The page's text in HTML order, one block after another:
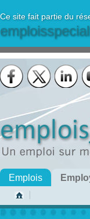
Ce site fait partie du
Emplois